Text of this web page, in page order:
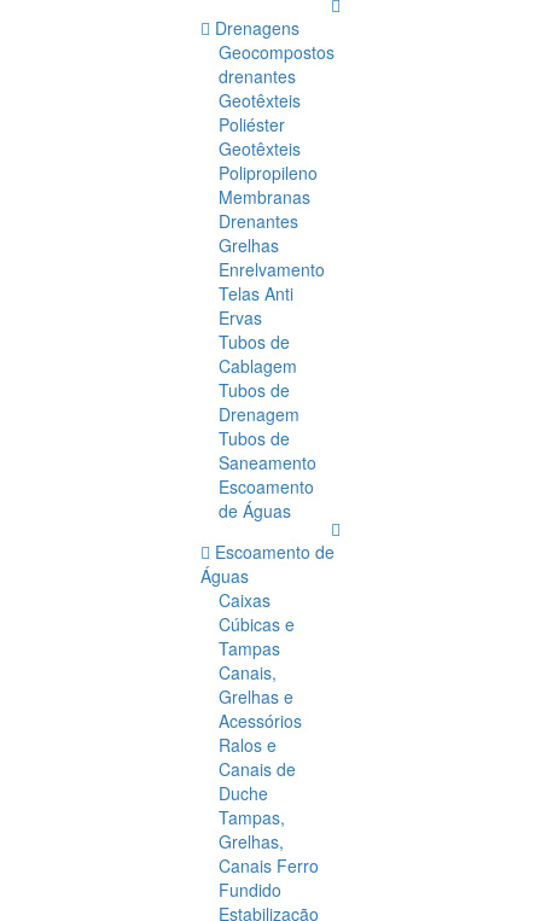
Drenagens
Geocompostos
drenantes
Geotêxteis
Poliéster
Geotêxteis
Polipropileno
Membranas
Drenantes
Grelhas
Enrelvamento
Telas Anti
Ervas
Tubos de
Cablagem
Tubos de
Drenagem
Tubos de
Saneamento
Escoamento
de Águas
Escoamento de
Águas
Caixas
Cúbicas e
Tampas
Canais,
Grelhas e
Acessórios
Ralos e
Canais de
Duche
Tampas,
Grelhas,
Canais Ferro
Fundido
Estabilização